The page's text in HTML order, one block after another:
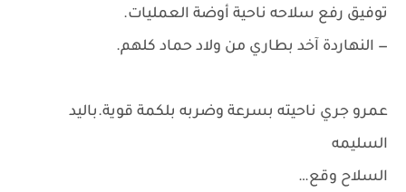
توفيق رفع سلاحه ناحية أوضة العمليات.
— النهاردة آخد بطاري من ولاد حماد كلهم.
عمرو جري ناحيته بسرعة وضربه بلكمة قوية.باليد
السليمه
السلاح وقع…